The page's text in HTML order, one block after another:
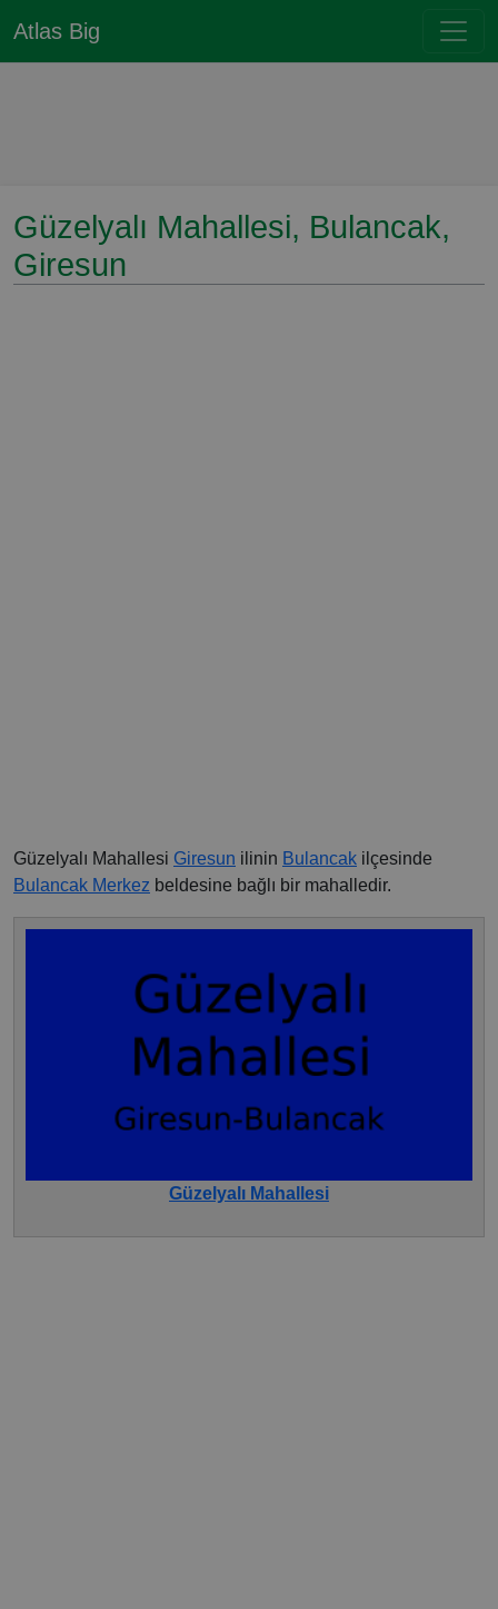
Atlas Big
Güzelyalı Mahallesi, Bulancak,
Giresun
Güzelyalı Mahallesi Giresun ilinin Bulancak ilçesinde
Bulancak Merkez beldesine bağlı bir mahalledir.
Güzelyalı Mahallesi